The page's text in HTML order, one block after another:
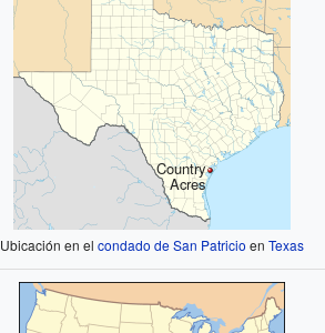
Country
Acres
Ubicación en elcondado de San Patricio enTexas